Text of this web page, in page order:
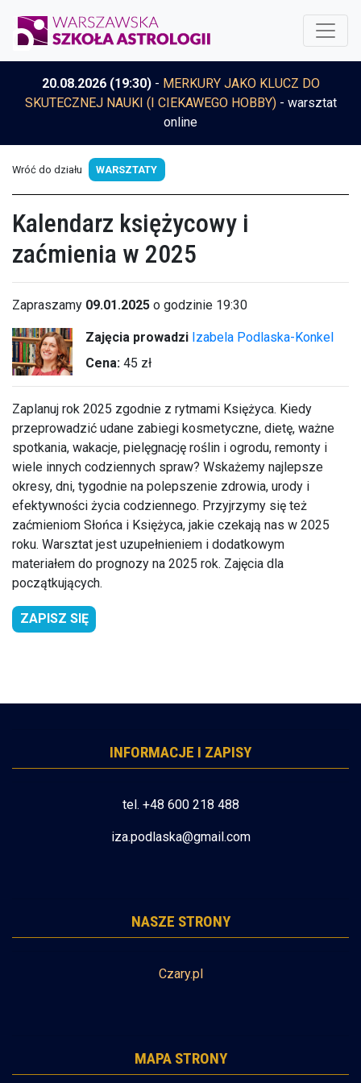
20.08.2026 (19:30)- MERKURY JAKO KLUCZ DO
SKUTECZNEJ NAUKI (I CIEKAWEGO HOBBY)- warsztat
online
Wróć do działu WARSZTATY
Kalendarz księżycowy i
zaćmienia w 2025
Zapraszamy 09.01.2025 o godzinie 19:30
Zajęcia prowadzi Izabela Podlaska-Konkel
Cena: 45 zł
Zaplanuj rok 2025 zgodnie z rytmami Księżyca. Kiedy
przeprowadzić udane zabiegi kosmetyczne, dietę, ważne
spotkania, wakacje, pielęgnację roślin i ogrodu, remonty i
wiele innych codziennych spraw? Wskażemy najlepsze
okresy, dni, tygodnie na polepszenie zdrowia, urody i
efektywności życia codziennego. Przyjrzymy się też
zaćmieniom Słońca i Księżyca, jakie czekają nas w 2025
roku. Warsztat jest uzupełnieniem i dodatkowym
materiałem do prognozy na 2025 rok. Zajęcia dla
początkujących.
ZAPISZ SIĘ
INFORMACJE I ZAPISY
tel. +48 600 218 488
iza.podlaska@gmail.com
NASZE STRONY
Czary.pl
MAPA STRONY